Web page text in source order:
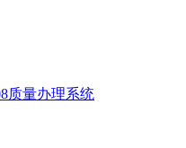
质量办理系统